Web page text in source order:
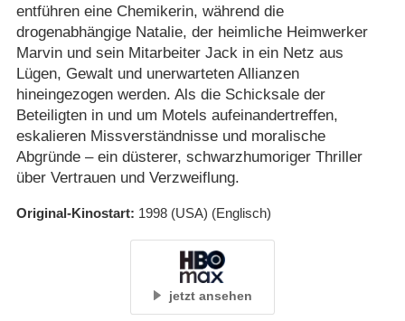
entführen eine Chemikerin, während die
drogenabhängige Natalie, der heimliche Heimwerker
Marvin und sein Mitarbeiter Jack in ein Netz aus
Lügen, Gewalt und unerwarteten Allianzen
hineingezogen werden. Als die Schicksale der
Beteiligten in und um Motels aufeinandertreffen,
eskalieren Missverständnisse und moralische
Abgründe – ein düsterer, schwarzhumoriger Thriller
über Vertrauen und Verzweiflung.
Original-Kinostart 1998 (USA) (Englisch)
jetzt ansehen